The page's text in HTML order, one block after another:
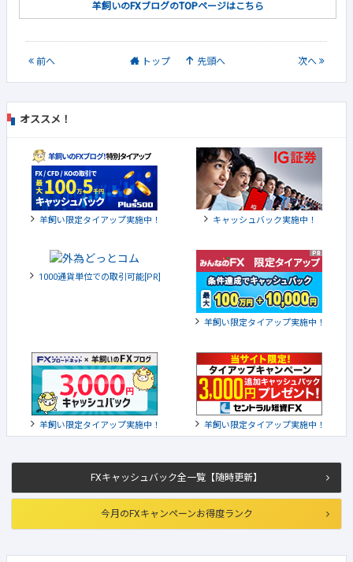
羊飼いのFXブログのTOPページはこちら
前へ トップ 先頭へ 次へ
FXキャッシュバック全一覧【随時更新】
今月のFXキャンペーンお得度ランク
オススメ！
羊飼い限定タイアップ実施中！ キャッシュバック実施中！
1000通貨単位での取引可能[PR]
羊飼い限定タイアップ実施中！
羊飼い限定タイアップ実施中！ 羊飼い限定タイアップ実施中！